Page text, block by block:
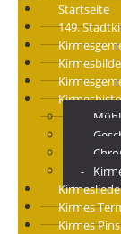
Startseite
149.
Kirmes
Kirmes Pins